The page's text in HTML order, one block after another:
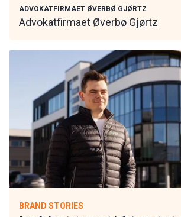
ADVOKATFIRMAET ØVERBØ GJØRTZ
Advokatfirmaet Øverbø Gjørtz
BRAND STORIES